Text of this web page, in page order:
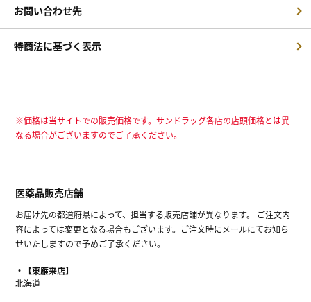
お問い合わせ先
特商法に基づく表示
※価格は当サイトでの販売価格です。サンドラッグ各店の店頭価格とは異
なる場合がございますのでご了承ください。
医薬品販売店舗
お届け先の都道府県によって、担当する販売店舗が異なります。 ご注文内
容によっては変更となる場合もございます。ご注文時にメールにてお知ら
せいたしますので予めご了承ください。
【東雁来店】
北海道